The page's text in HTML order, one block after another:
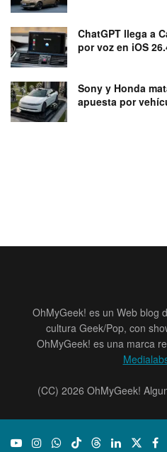
ChatGPT llega a
por voz en iOS
Sony y Honda
apuesta por
OhMyGeek! es un Web blog
cultura Geek/Pop, con
OhMyGeek! es una marca
(CC) 2026 OhMyGeek!